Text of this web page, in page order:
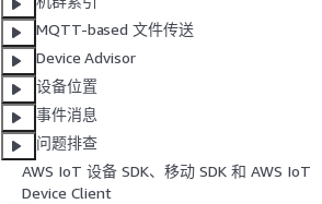
MQTT-based 文件传送
Device Advisor
设备位置
事件消息
问题排查
AWS IoT 设备 SDK、移动 SDK 和 AWS IoT
Device Client